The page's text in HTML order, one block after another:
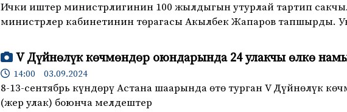
Ички иштер министрлигинин 100 жылдыгын утурлай тартип
министрлер кабинетинин төрагасы Акылбек Жапаров тапшырды.
V Дүйнөлүк көчмөндөр оюндарында 24 улакчы өлкө
14:00 03.09.2024
8-13-сентябрь күндөрү Астана шаарында өтө турган V Дүйнөлүк
(жер улак) боюнча мелдештер